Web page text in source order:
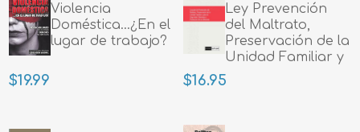
Violencia
Doméstica...¿En el
lugar de trabajo?
$19.99
Ley Prevención
del Maltrato,
Preservación de la
Unidad Familiar y
Seguridad,
$16.95